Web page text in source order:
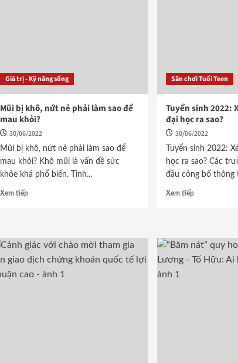
Giá trị - Kỹ năng sống
Mũi bị khô, nứt nẻ phải làm sao để
mau khỏi?
30/06/2022
Mũi bị khô, nứt nẻ phải làm sao để
mau khỏi? Khô mũi là vấn đề sức
khỏe khá phổ biến. Tình...
Xem tiếp
Sân chơi Tuổi Teen
Tuyển sinh 2022:
đại học ra sao?
30/06/2022
Tuyển sinh 2022:
học ra sao? Các
đầu công bố thông
Xem tiếp